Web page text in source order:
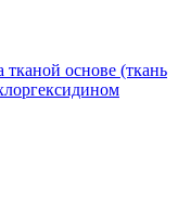
основе (ткань